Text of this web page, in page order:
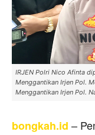
IRJEN Polri Nico Afinta
Menggantikan Irjen Pol.
Menggantikan Irjen Pol.
bongkah.id –